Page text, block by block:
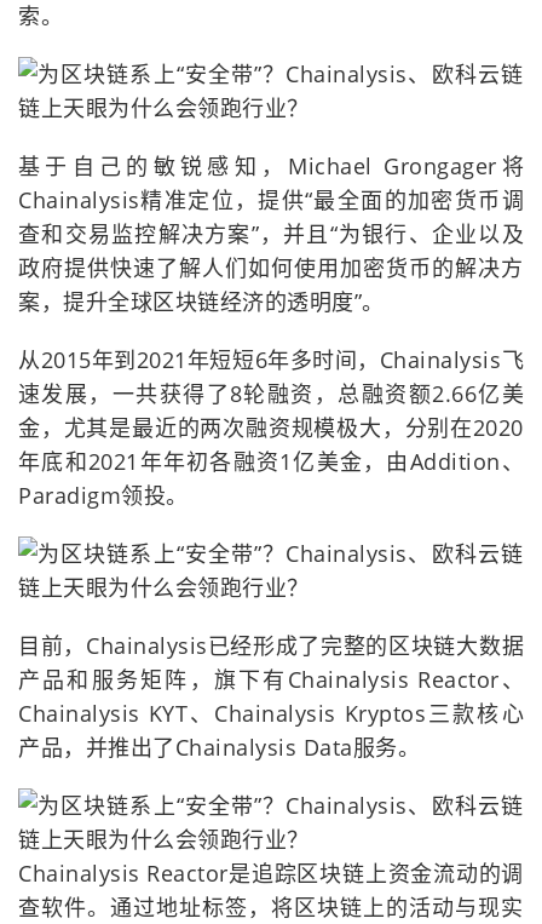
索。
基于自己的敏锐感知，Michael Grongager将
Chainalysis精准定位，提供“最全面的加密货币调
查和交易监控解决方案”，并且“为银行、企业以及
政府提供快速了解人们如何使用加密货币的解决方
案，提升全球区块链经济的透明度”。
从2015年到2021年短短6年多时间，Chainalysis飞
速发展，一共获得了8轮融资，总融资额2.66亿美
金，尤其是最近的两次融资规模极大，分别在2020
年底和2021年年初各融资1亿美金，由Addition、
Paradigm领投。
目前，Chainalysis已经形成了完整的区块链大数据
产品和服务矩阵，旗下有Chainalysis Reactor、
Chainalysis KYT、Chainalysis Kryptos三款核心
产品，并推出了Chainalysis Data服务。
Chainalysis Reactor是追踪区块链上资金流动的调
查软件。通过地址标签，将区块链上的活动与现实